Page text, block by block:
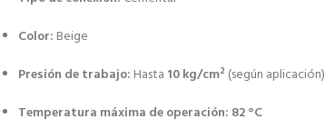
Color: Beige
Presión de trabajo: Hasta 10 kg/cm² (según aplicación)
Temperatura máxima de operación: 82 °C